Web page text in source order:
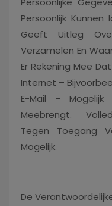
Persoonlijk Kunnen
Geeft Uitleg
Verzamelen En
Er Rekening Mee
Internet –
E-Mail – Mogelijk
Meebrengt.
Tegen Toegang
Mogelijk.
De